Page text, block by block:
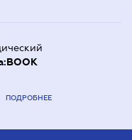
ПОДРОБНЕЕ